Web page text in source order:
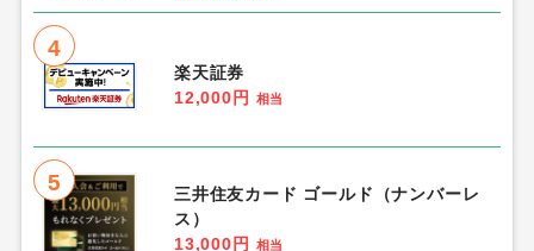
4
楽天証券
12,000円
相当
5
三井住友カード ゴールド（ナンバーレ
ス）
13,000円
相当